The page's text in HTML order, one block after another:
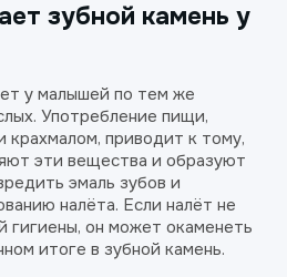
зубной камень у
у малышей по тем же
Употребление пищи,
крахмалом, приводит к тому,
эти вещества и образуют
эмаль зубов и
налёта. Если налёт не
гигиены, он может окаменеть
итоге в зубной камень.